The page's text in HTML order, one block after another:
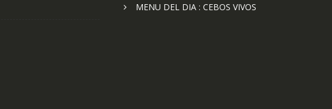
MENU DEL DIA : CEBOS VIVOS